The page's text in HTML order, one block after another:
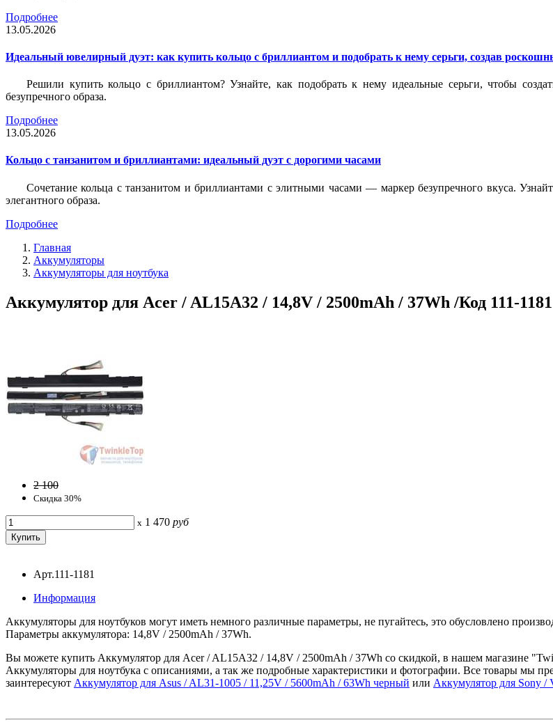
Подробнее
13.05.2026
Идеальный ювелирный дуэт: как купить кольцо с бриллиантом и подобрать к нему серьги, создав
Решили купить кольцо с бриллиантом? Узнайте, как подобрать к нему идеальные серьги, чтобы
безупречного образа.
Подробнее
13.05.2026
Кольцо с танзанитом и бриллиантами: идеальный дуэт с дорогими часами
Сочетание кольца с танзанитом и бриллиантами с элитными часами — маркер безупречного вкуса.
элегантного образа.
Подробнее
Главная
Аккумуляторы
Аккумуляторы для ноутбука
Аккумулятор для Acer / AL15A32 / 14,8V / 2500mAh / 37Wh /Код 111-1181
2 100
Скидка 30%
x 1 470 руб
Арт.111-1181
Информация
Аккумуляторы для ноутбуков могут иметь немного различные параметры, не пугайтесь, это обусловлено
Параметры аккумулятора: 14,8V / 2500mAh / 37Wh.
Вы можете купить Аккумулятор для Acer / AL15A32 / 14,8V / 2500mAh / 37Wh со скидкой, в нашем магазине
Аккумуляторы для ноутбука с описаниями, а так же подробные характеристики и фотографии. Все товары мы
заинтересуют Аккумулятор для Asus / AL31-1005 / 11,25V / 5600mAh / 63Wh черный или Аккумулятор для Sony